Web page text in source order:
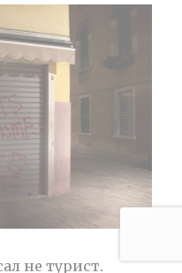
не турист.